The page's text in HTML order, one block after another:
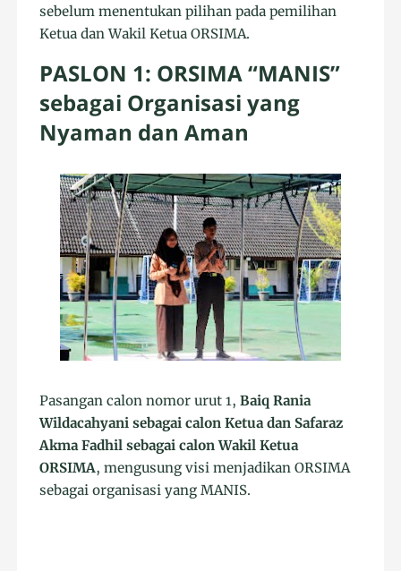
sebelum menentukan pilihan pada pemilihan
Ketua dan Wakil Ketua ORSIMA.
PASLON 1: ORSIMA “MANIS”
sebagai Organisasi yang
Nyaman dan Aman
Pasangan calon nomor urut 1,Baiq Rania
Wildacahyani sebagai calon Ketua dan Safaraz
Akma Fadhil sebagai calon Wakil Ketua
ORSIMA, mengusung visi menjadikan ORSIMA
sebagai organisasi yang MANIS.